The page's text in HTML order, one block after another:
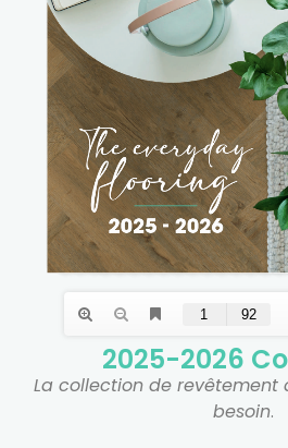
2025-2026
La collection de revêtement
besoin.